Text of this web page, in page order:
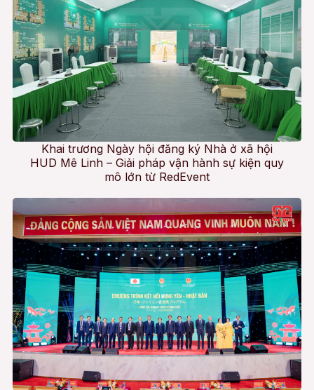
Khai trương Ngày hội đăng ký Nhà ở xã hội
HUD Mê Linh – Giải pháp vận hành sự kiện quy
mô lớn từ RedEvent